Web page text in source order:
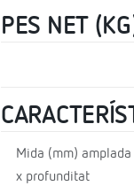
PES NET
Mida (mm)
x profunditat